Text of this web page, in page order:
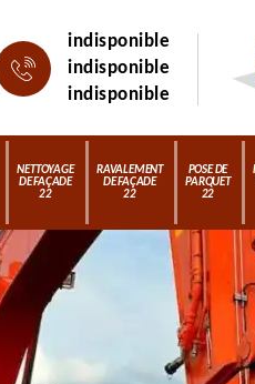
indisponible
indisponible
indisponible
NETTOYAGE
DE FAÇADE
22
RAVALEMENT
DE FAÇADE
22
POSE DE
PARQUET
22